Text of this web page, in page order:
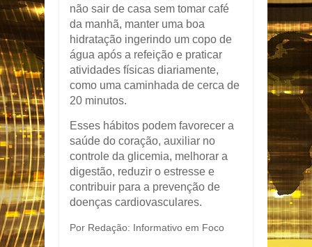
não sair de casa sem tomar café
da manhã, manter uma boa
hidratação ingerindo um copo de
água após a refeição e praticar
atividades físicas diariamente,
como uma caminhada de cerca de
20 minutos.
Esses hábitos podem favorecer a
saúde do coração, auxiliar no
controle da glicemia, melhorar a
digestão, reduzir o estresse e
contribuir para a prevenção de
doenças cardiovasculares.
Por Redação: Informativo em Foco